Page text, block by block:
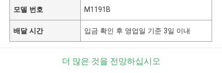
모델 번호 M1191B
배달 시간 입금 확인 후 영업일 기준 3일 이내
더 많은 것을 전망하십시오